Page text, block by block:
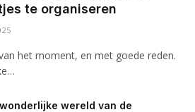
te organiseren
het moment, en met goede reden.
wereld van de